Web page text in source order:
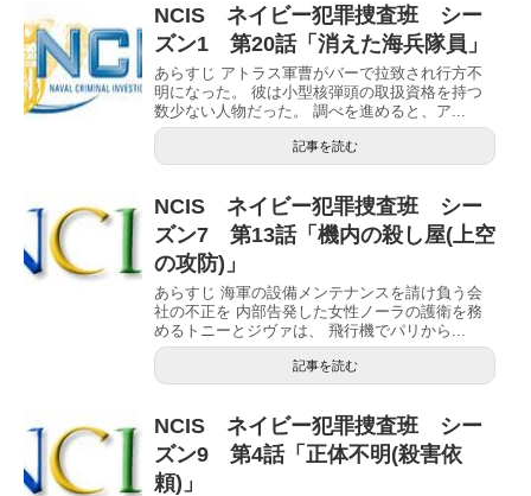
NCIS ネイビー犯罪捜査班 シー
ズン1 第20話「消えた海兵隊員」
あらすじ アトラス軍曹がバーで拉致され行方不
明になった。 彼は小型核弾頭の取扱資格を持つ
数少ない人物だった。 調べを進めると、ア...
記事を読む
NCIS ネイビー犯罪捜査班 シー
ズン7 第13話「機内の殺し屋(上空
の攻防)」
あらすじ 海軍の設備メンテナンスを請け負う会
社の不正を 内部告発した女性ノーラの護衛を務
めるトニーとジヴァは、 飛行機でパリから...
記事を読む
NCIS ネイビー犯罪捜査班 シー
ズン9 第4話「正体不明(殺害依
頼)」